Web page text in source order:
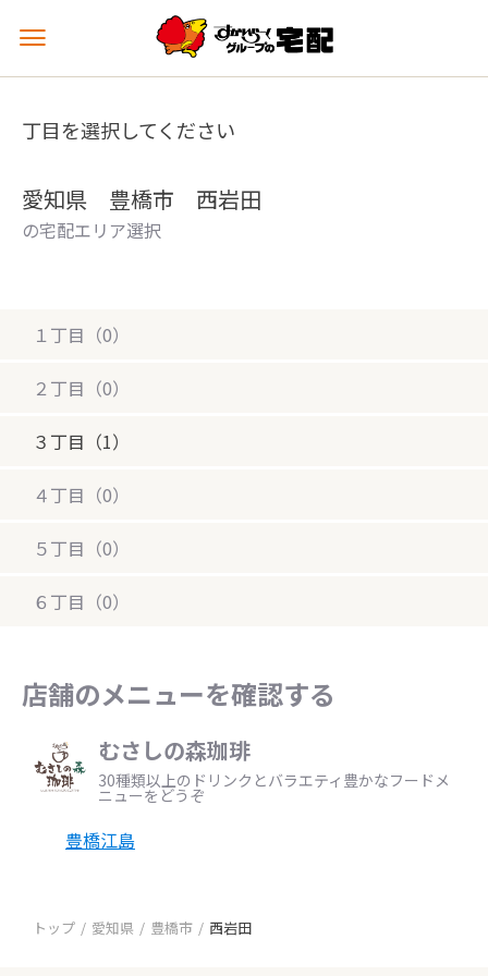
メ
ュ
を
丁目を選択してください
愛知県 豊橋市 西岩田
の宅配エリア選択
１丁目（0）
２丁目（0）
３丁目（1）
４丁目（0）
５丁目（0）
６丁目（0）
店舗のメニューを確認する
むさしの森珈琲
30種類以上のドリンクとバラエティ豊かなフードメ
ニューをどうぞ
豊橋江島
トップ 愛知県 豊橋市 西岩田